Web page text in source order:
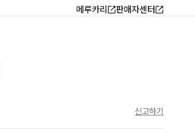
메루카리 판매자센터
신고하기